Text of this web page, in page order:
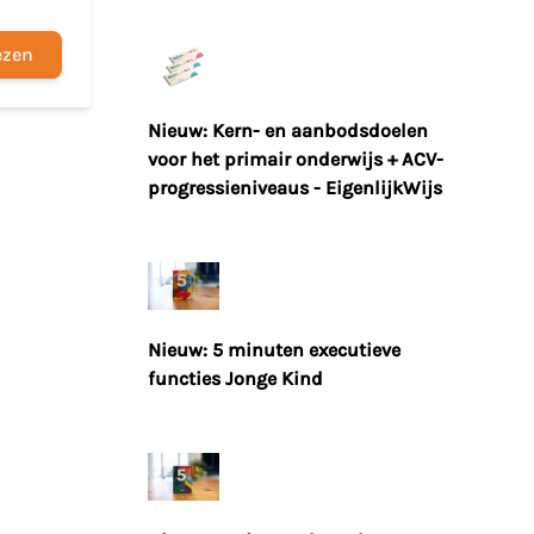
Nieuw: Kern- en aanbodsdoelen
voor het primair onderwijs + ACV-
progressieniveaus - EigenlijkWijs
Nieuw: 5 minuten executieve
functies Jonge Kind